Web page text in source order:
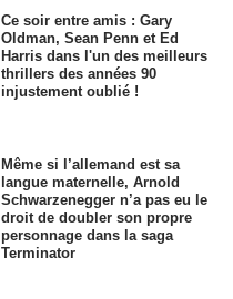
Ce soir entre amis : Gary
Oldman, Sean Penn et Ed
Harris dans l'un des meilleurs
thrillers des années 90
injustement oublié !
Même si l’allemand est sa
langue maternelle, Arnold
Schwarzenegger n’a pas eu le
droit de doubler son propre
personnage dans la saga
Terminator